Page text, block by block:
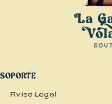
SOPORTE
Aviso Legal